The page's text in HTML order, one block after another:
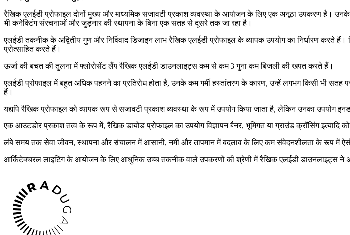
रैखिक एलईडी प्रोफाइल दोनों मुख्य और माध्यमिक सजावटी प्रकाश व्यवस्था के आयोजन के लिए एक अनूठा उपकरण है। उनके
भी कनेक्टिंग संरचनाओं और जुड़नार की स्थापना के बिना एक सतह से दूसरे तक जा रहा है।
एलईडी तकनीक के अद्वितीय गुण और निर्विवाद डिजाइन लाभ रैखिक एलईडी प्रोफाइल के व्यापक उपयोग का निर्धारण करते
प्रोत्साहित करते हैं।
ऊर्जा की बचत की तुलना में फ्लोरोसेंट लैंप रैखिक एलईडी डाउनलाइट्स कम से कम 3 गुना कम बिजली की खपत करते हैं।
एलईडी प्रोफाइल में बहुत अधिक पहनने का प्रतिरोध होता है, उनके कम गर्मी हस्तांतरण के कारण, उन्हें लगभग किसी भी
हैं।
यद्यपि रैखिक प्रोफाइल को व्यापक रूप से सजावटी प्रकाश व्यवस्था के रूप में उपयोग किया जाता है, लेकिन उनका उपयोग
एक आउटडोर प्रकाश तत्व के रूप में, रैखिक डायोड प्रोफाइल का उपयोग विज्ञापन बैनर, भूमिगत या ग्राउंड क्रॉसिंग इत्यादि
लंबे समय तक सेवा जीवन, स्थापना और संचालन में आसानी, नमी और तापमान में बदलाव के लिए कम संवेदनशीलता के रूप में ऐसी
आर्किटेक्चरल लाइटिंग के आयोजन के लिए आधुनिक उच्च तकनीक वाले उपकरणों की श्रेणी में रैखिक एलईडी डाउनलाइट्स ने